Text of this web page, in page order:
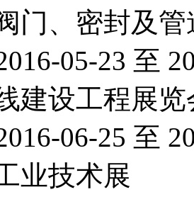
门、密封及
05-23 至
建设工程展览
06-25 至
业技术展